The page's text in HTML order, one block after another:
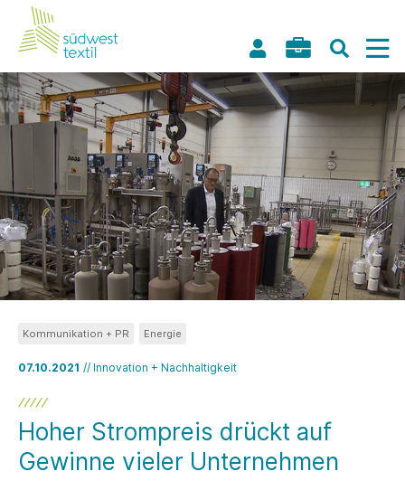
07.10.2021 // Innovation + Nachhaltigkeit
Kommunikation + PR Energie
Hoher Strompreis drückt auf
Gewinne vieler Unternehmen